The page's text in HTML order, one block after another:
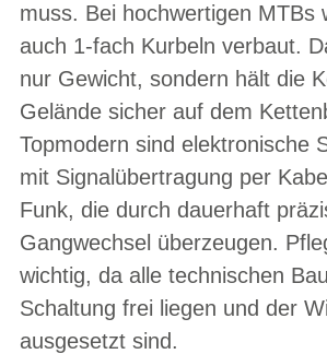
muss. Bei hochwertigen MTBs
auch 1-fach Kurbeln verbaut.
nur Gewicht, sondern hält die
Gelände sicher auf dem
Topmodern sind elektronische
mit Signalübertragung per
Funk, die durch dauerhaft
Gangwechsel überzeugen.
wichtig, da alle technischen
Schaltung frei liegen und der
ausgesetzt sind.